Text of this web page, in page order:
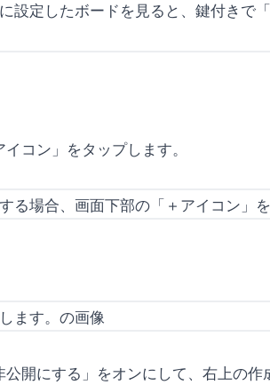
コン」をタップします。
開にする」をオンにして、右上の作